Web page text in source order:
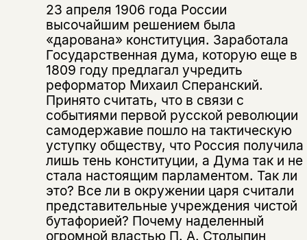
23 апреля 1906 года России
высочайшим решением была
«дарована» конституция. Заработала
Государственная дума, которую еще в
1809 году предлагал учредить
реформатор Михаил Сперанский.
Принято считать, что в связи с
событиями первой русской революции
самодержавие пошло на тактическую
уступку обществу, что Россия получила
лишь тень конституции, а Дума так и не
стала настоящим парламентом. Так ли
это? Все ли в окружении царя считали
представительные учреждения чистой
бутафорией? Почему наделенный
огромной властью П. А. Столыпин